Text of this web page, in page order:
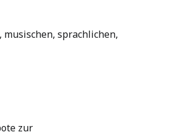
sprachlichen,
zur